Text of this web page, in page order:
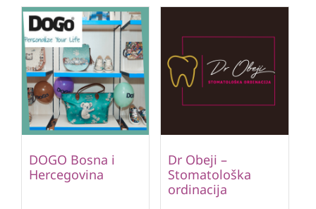
DOGO Bosna i
Hercegovina
Dr Obeji –
Stomatološka
ordinacija